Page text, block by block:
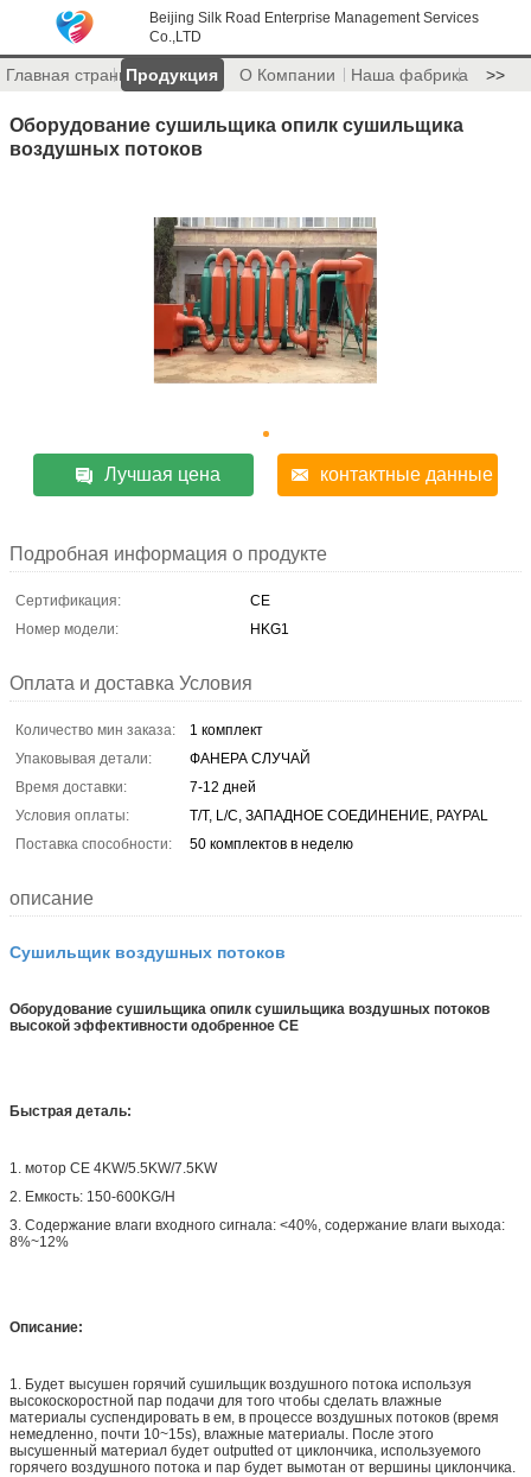
Beijing Silk Road Enterprise Management Services
Co.,LTD
Главная страницаПродукция О Компании Наша фабрика >>
Оборудование сушильщика опилк сушильщика
воздушных потоков
Лучшая цена контактные данные
Подробная информация о продукте
Сертификация:
CE
Номер модели:
HKG1
Оплата и доставка Условия
Количество мин заказа:
1 комплект
Упаковывая детали:
ФАНЕРА СЛУЧАЙ
Время доставки:
7-12 дней
Условия оплаты:
T/T, L/C, ЗАПАДНОЕ СОЕДИНЕНИЕ, PAYPAL
Поставка способности:
50 комплектов в неделю
описание
Сушильщик воздушных потоков
Оборудование сушильщика опилк сушильщика воздушных потоков
высокой эффективности одобренное CE
Быстрая деталь:
1. мотор CE 4KW/5.5KW/7.5KW
2. Емкость: 150-600KG/H
3. Содержание влаги входного сигнала: <40%, содержание влаги выхода:
8%~12%
Описание:
1. Будет высушен горячий сушильщик воздушного потока используя
высокоскоростной пар подачи для того чтобы сделать влажные
материалы суспендировать в ем, в процессе воздушных потоков (время
немедленно, почти 10~15s), влажные материалы. После этого
высушенный материал будет outputted от циклончика, используемого
горячего воздушного потока и пар будет вымотан от вершины циклончика.